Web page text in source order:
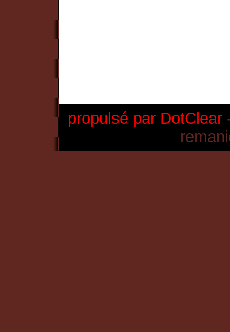
propulsé par DotClear